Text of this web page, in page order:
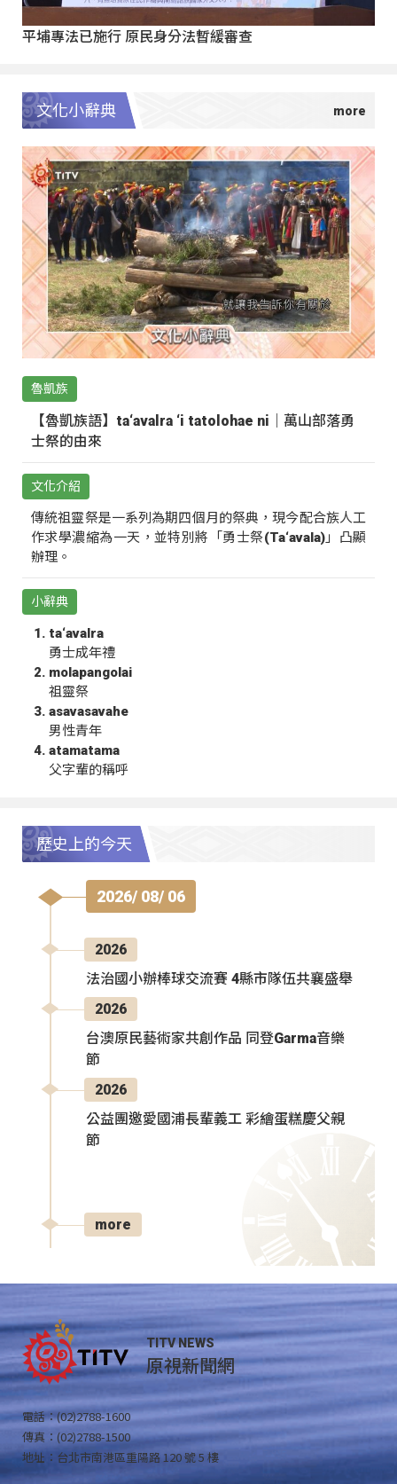
平埔專法已施行 原民身分法暫緩審查
文化小辭典
魯凱族
【魯凱族語】ta‘avalra ‘i tatolohae ni｜萬山部落勇
士祭的由來
文化介紹
傳統祖靈祭是一系列為期四個月的祭典，現今配合族人工
作求學濃縮為一天，並特別將「勇士祭(Ta‘avala)」凸顯
辦理。
小辭典
ta‘avalra
勇士成年禮
molapangolai
祖靈祭
asavasavahe
男性青年
atamatama
父字輩的稱呼
歷史上的今天
2026/ 08/ 06
2026
法治國小辦棒球交流賽 4縣市隊伍共襄盛舉
2026
台澳原民藝術家共創作品 同登Garma音樂
節
2026
公益團邀愛國浦長輩義工 彩繪蛋糕慶父親
節
more
TITV NEWS
原視新聞網
電話：(02)2788-1600
傳真：(02)2788-1500
地址：台北市南港區重陽路 120 號 5 樓